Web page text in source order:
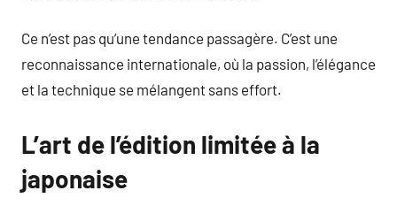
Ce n’est pas qu’une tendance passagère. C’est une
reconnaissance internationale, où la passion, l’élégance
et la technique se mélangent sans effort.
L’art de l’édition limitée à la
japonaise